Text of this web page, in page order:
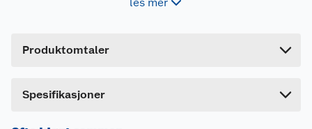
dybdejustering gir en optimal komfort. De fulle
aluminiumsskoen garanterer at sagepresisjonen
parallellføring og en støvsugerkobling. Batteriet
Produktomtaler
Dette produktet har ikke fått noen omtale ennå.
en omtale.
Spesifikasjoner